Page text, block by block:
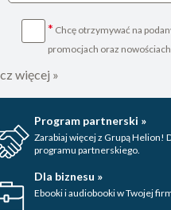
* Chcę otrzymywać na
promocjach oraz
więcej »
Program partnerski »
Zarabiaj więcej z Grupą Helion!
programu partnerskiego.
Dla biznesu »
Ebooki i audiobooki w Twojej